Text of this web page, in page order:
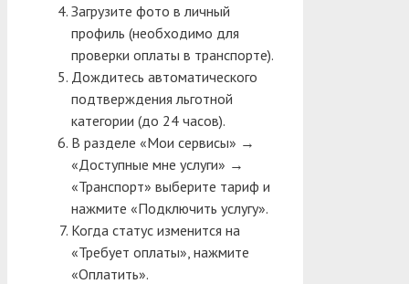
Загрузите фото в личный
профиль (необходимо для
проверки оплаты в транспорте).
Дождитесь автоматического
подтверждения льготной
категории (до 24 часов).
В разделе «Мои сервисы» →
«Доступные мне услуги» →
«Транспорт» выберите тариф и
нажмите «Подключить услугу».
Когда статус изменится на
«Требует оплаты», нажмите
«Оплатить».